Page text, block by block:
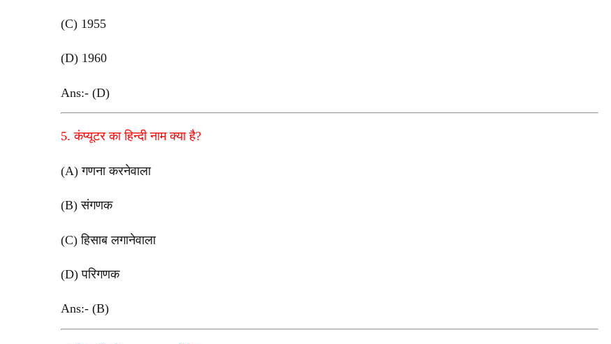
(C) 1955
(D) 1960
Ans:- (D)
5. कंप्यूटर का हिन्दी नाम क्या है?
(A) गणना करनेवाला
(B) संगणक
(C) हिसाब लगानेवाला
(D) परिगणक
Ans:- (B)